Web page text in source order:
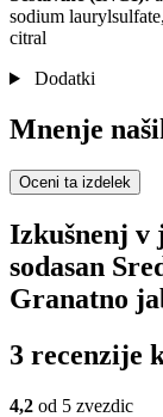
sodium
citral
Dodatki
Mnenje
Oceni ta izdelek
Izkušnenj v
sodasan
Granatno
3 recenzije
4,2 od 5 zvezdic